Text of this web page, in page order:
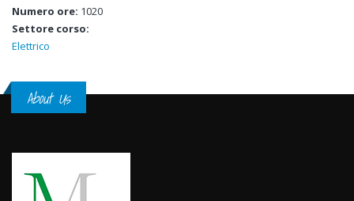
Numero ore: 1020
Settore corso:
Elettrico
About Us